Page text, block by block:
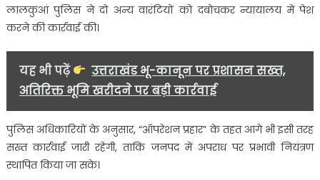
लालकुआं पुलिस ने दो अन्य वारंटियों को दबोचकर न्यायालय में पेश
करने की कार्रवाई की।
यह भी पढ़ें
उत्तराखंड भू-कानून पर प्रशासन सख्त,
अतिरिक्त भूमि खरीदने पर बड़ी कार्रवाई
पुलिस अधिकारियों के अनुसार, “ऑपरेशन प्रहार” के तहत आगे भी इसी तरह
सख्त कार्रवाई जारी रहेगी, ताकि जनपद में अपराध पर प्रभावी नियंत्रण
स्थापित किया जा सके।